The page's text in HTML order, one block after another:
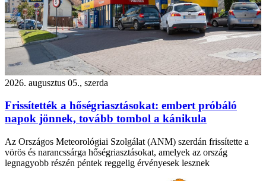
2026. augusztus 05., szerda
Frissítették a hőségriasztásokat: embert próbáló
napok jönnek, tovább tombol a kánikula
Az Országos Meteorológiai Szolgálat (ANM) szerdán frissítette a
vörös és narancssárga hőségriasztásokat, amelyek az ország
legnagyobb részén péntek reggelig érvényesek lesznek